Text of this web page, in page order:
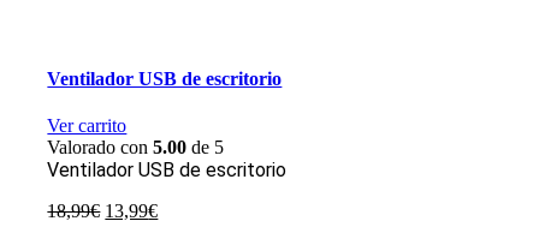
Ventilador USB de escritorio
Ver carrito
Valorado con5.00 de 5
Ventilador USB de escritorio
18,99€ El
13,99€El